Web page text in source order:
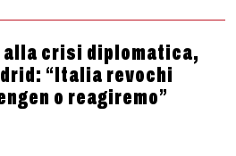
alla crisi diplomatica,
“Italia revochi
o reagiremo”